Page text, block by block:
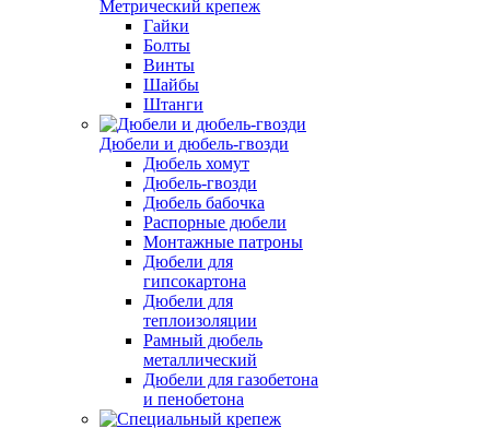
Метрический крепеж
Гайки
Болты
Винты
Шайбы
Штанги
Дюбели и дюбель-гвозди
Дюбель хомут
Дюбель-гвозди
Дюбель бабочка
Распорные дюбели
Монтажные патроны
Дюбели для
гипсокартона
Дюбели для
теплоизоляции
Рамный дюбель
металлический
Дюбели для газобетона
и пенобетона